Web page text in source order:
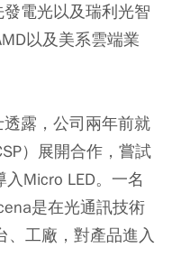
電光以及瑞利光智
以及美系雲端業
露，公司兩年前就
）展開合作，嘗試
Micro LED。一名
是在光通訊技術
、工廠，對產品進入